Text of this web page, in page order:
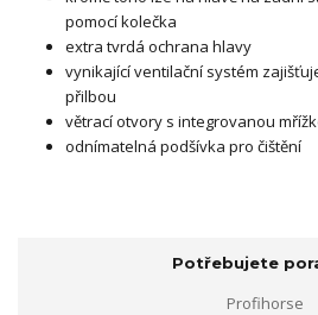
pomocí kolečka
extra tvrdá ochrana hlavy
vynikající ventilační systém
přilbou
větrací otvory s integrovanou
odnímatelná podšívka pro čištění
Potřebujete
Profihorse